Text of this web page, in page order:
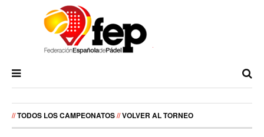
//TODOS LOS CAMPEONATOS//VOLVER AL TORNEO